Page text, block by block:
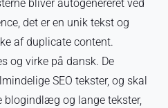
bliver autogenereret ved
det er en unik tekst og
af duplicate content.
og virke på dansk. De
SEO tekster, og skal
blogindlæg og lange tekster,